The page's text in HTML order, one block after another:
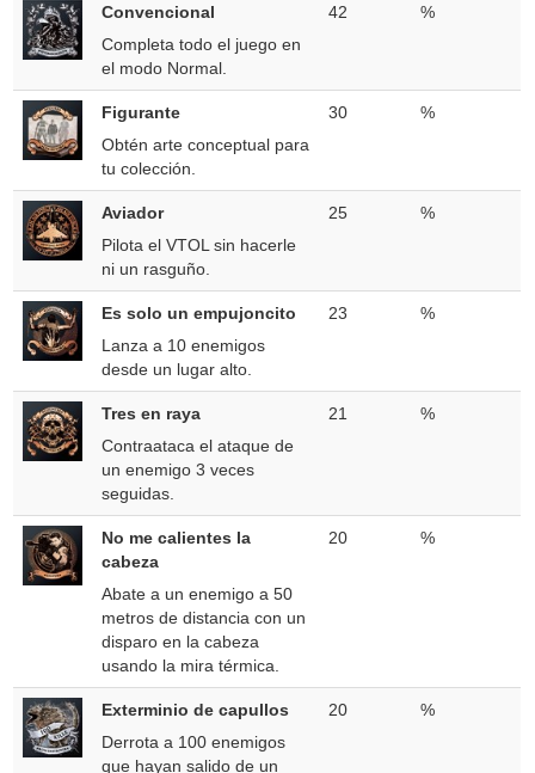
Convencional
Completa todo el juego en
el modo Normal.
42 %
Figurante
Obtén arte conceptual para
tu colección.
30 %
Aviador
Pilota el VTOL sin hacerle
ni un rasguño.
25 %
Es solo un empujoncito
Lanza a 10 enemigos
desde un lugar alto.
23 %
Tres en raya
Contraataca el ataque de
un enemigo 3 veces
seguidas.
21 %
No me calientes la
cabeza
Abate a un enemigo a 50
metros de distancia con un
disparo en la cabeza
usando la mira térmica.
20 %
Exterminio de capullos
Derrota a 100 enemigos
que hayan salido de un
20 %